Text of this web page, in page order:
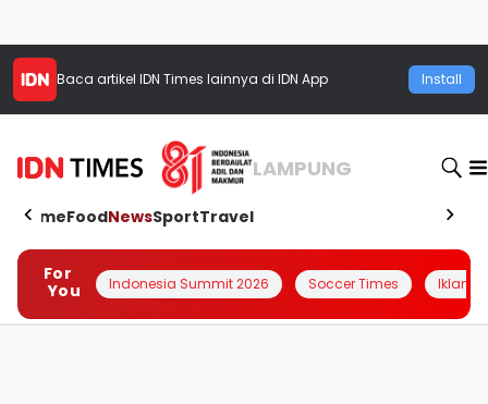
Baca artikel IDN Times lainnya di IDN App Install
LAMPUNG
HomeFoodNewsSportTravel
For
You
Indonesia Summit 2026 Soccer Times Iklanin